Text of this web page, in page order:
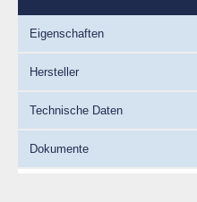
Eigenschaften
Hersteller
Technische Daten
Dokumente